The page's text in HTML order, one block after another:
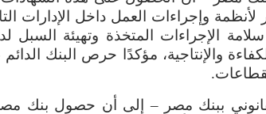
وإجراءات العمل داخل الإدارات
الإجراءات المتخذة وتهيئة السبل
والإنتاجية، مؤكدًا حرص البنك
.
ببنك مصر – إلى أن حصول بنك